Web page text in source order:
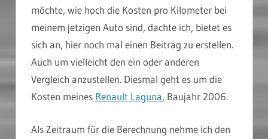
möchte, wie hoch die Kosten pro Kilometer bei
meinem jetzigen Auto sind, dachte ich, bietet es
sich an, hier noch mal einen Beitrag zu erstellen.
Auch um vielleicht den ein oder anderen
Vergleich anzustellen. Diesmal geht es um die
Kosten meines Renault Laguna, Baujahr 2006.
Als Zeitraum für die Berechnung nehme ich den